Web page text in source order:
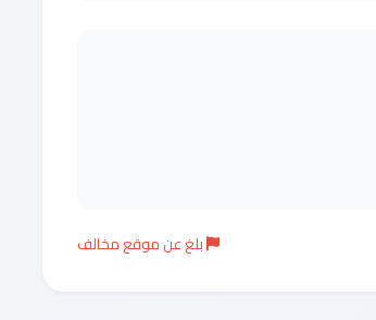
بلغ عن موقع مخالف